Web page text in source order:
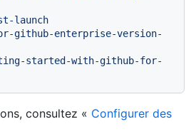
launch
github-enterprise-version-
started-with-github-for-
consultez « Configurer des